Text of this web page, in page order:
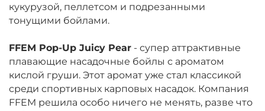
кукурузой, пеллетсом и подрезанными
тонущими бойлами.
FFEM Pop-Up Juicy Pear - супер аттрактивные
плавающие насадочные бойлы с ароматом
кислой груши. Этот аромат уже стал классикой
среди спортивных карповых насадок. Компания
FFEM решила особо ничего не менять, разве что